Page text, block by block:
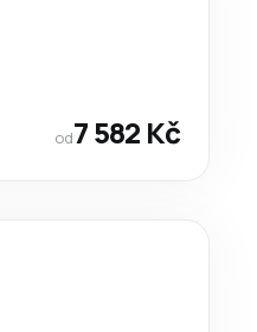
od7 582 Kč